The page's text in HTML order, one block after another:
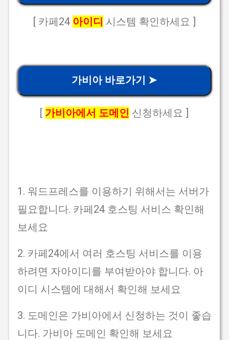
[ 카페24 아이디 시스템 확인하세요 ]
가비아 바로가기 ➤
[ 가비아에서 도메인 신청하세요 ]
1. 워드프레스를 이용하기 위해서는 서버가
필요합니다. 카페24 호스팅 서비스 확인해
보세요
2. 카페24에서 여러 호스팅 서비스를 이용
하려면 자아이디를 부여받아야 합니다. 아
이디 시스템에 대해서 확인해 보세요
3. 도메인은 가비아에서 신청하는 것이 좋습
니다. 가비아 도메인 확인해 보세요